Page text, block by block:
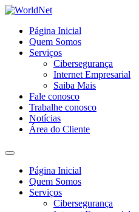
Página Inicial
Quem Somos
Serviços
Cibersegurança
Internet Empresarial
Saiba Mais
Fale conosco
Trabalhe conosco
Notícias
Área do Cliente
Página Inicial
Quem Somos
Serviços
Cibersegurança